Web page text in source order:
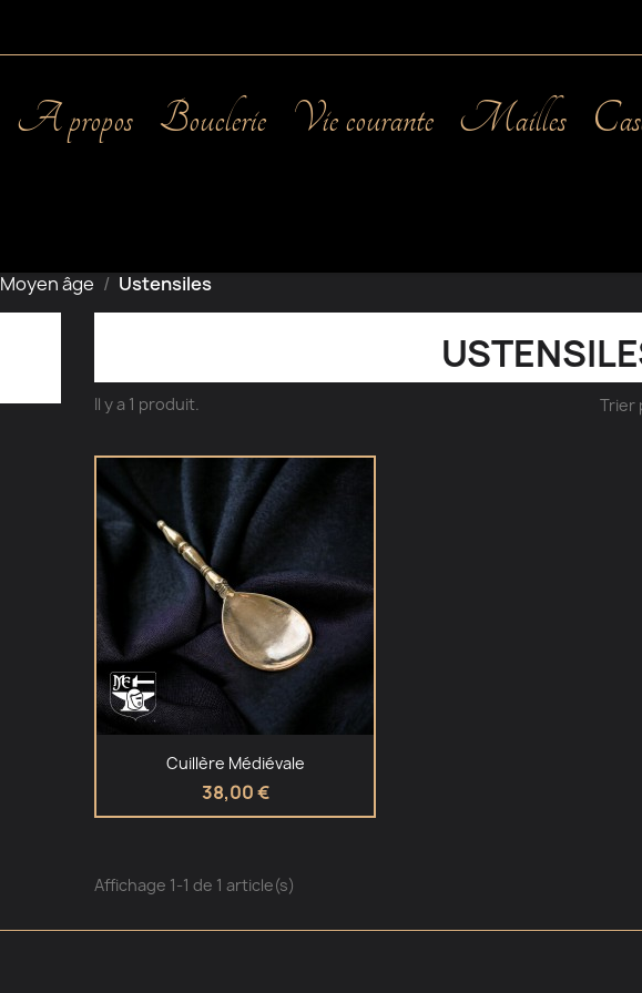
A propos Bouclerie Vie courante Mailles
Moyen âge Ustensiles
Il y a 1 produit. Trier
Aperçu rapide
Cuillère Médiévale
38,00 €
Affichage 1-1 de 1 article(s)